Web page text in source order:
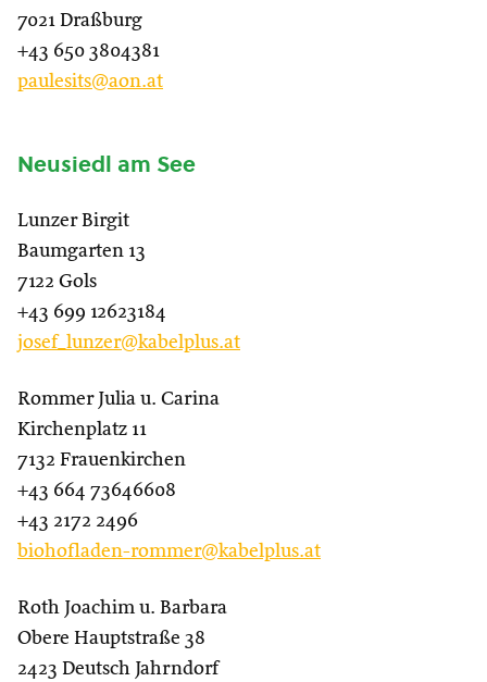
7021 Draßburg
+43 650 3804381
paulesits@aon.at
Neusiedl am See
Lunzer Birgit
Baumgarten 13
7122 Gols
+43 699 12623184
josef_lunzer@kabelplus.at
Rommer Julia u. Carina
Kirchenplatz 11
7132 Frauenkirchen
+43 664 73646608
+43 2172 2496
biohofladen-rommer@kabelplus.at
Roth Joachim u. Barbara
Obere Hauptstraße 38
2423 Deutsch Jahrndorf